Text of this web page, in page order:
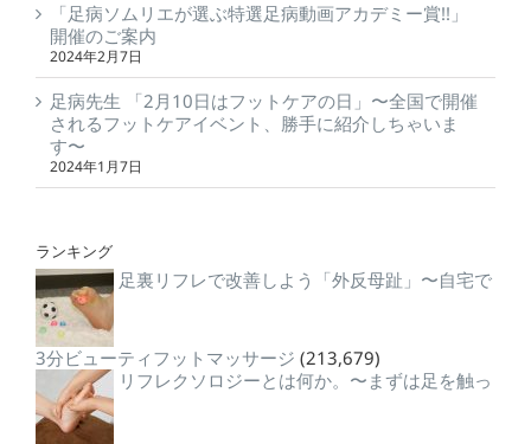
「足病ソムリエが選ぶ特選足病動画アカデミー賞!!」
開催のご案内
2024年2月7日
足病先生 「2月10日はフットケアの日」〜全国で開催
されるフットケアイベント、勝手に紹介しちゃいま
す〜
2024年1月7日
ランキング
足裏リフレで改善しよう「外反母趾」〜自宅で
3分ビューティフットマッサージ (213,679)
リフレクソロジーとは何か。〜まずは足を触っ